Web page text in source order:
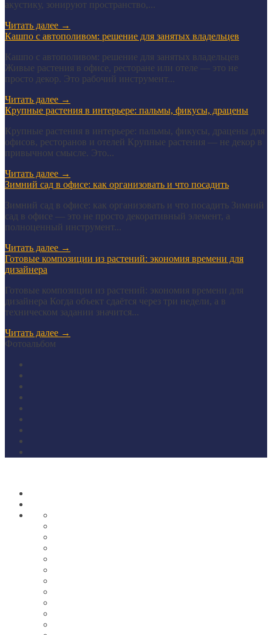
акустику, зонируют пространство,...
Читать далее →
Кашпо с автополивом: решение для занятых владельцев
Кашпо с автополивом: решение для занятых владельцев
Живые растения в офисе, ресторане или отеле — это не
просто декор. Это рабочий инструмент...
Читать далее →
Крупные растения в интерьере: пальмы, фикусы, драцены
Крупные растения в интерьере: пальмы, фикусы, драцены для
офисов, ресторанов и отелей Крупные растения — не декор в
привычном смысле. Это...
Читать далее →
Зимний сад в офисе: как организовать и что посадить
Зимний сад в офисе: как организовать и что посадить Зимний
сад в офисе — это не просто декоративный элемент, а
полноценный инструмент...
Читать далее →
Готовые композиции из растений: экономия времени для
дизайнера
Готовые композиции из растений: экономия времени для
дизайнера Когда объект сдаётся через три недели, а в
техническом задании значится...
Читать далее →
Фотоальбом